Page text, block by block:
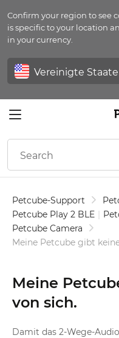
Confirm your region to see
is specific to your location
in your currency.
Petfeed
Anmelden
Petcube-Support
Petcube Play 2 BLE |
Petcube Camera
Meine Petcube gibt
Meine
von sich.
Damit das 2-Wege-